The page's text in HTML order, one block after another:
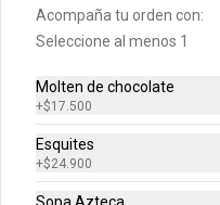
Conócenos
Cobertura
Política de Protección de
S.A.S
Términos y Condiciones de
Acompaña tu orden con:
Seleccione al menos 1
Molten de chocolate
+$17.500
Esquites
+$24.900